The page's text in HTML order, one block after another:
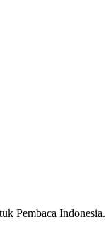
Pembaca Indonesia.